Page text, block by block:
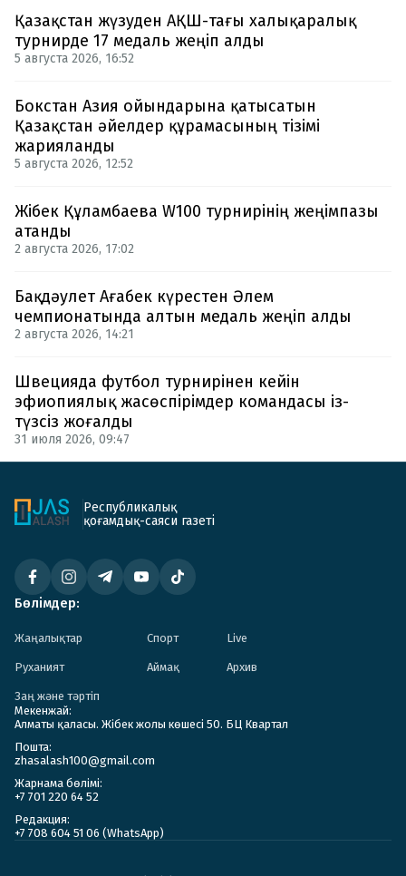
Қазақстан жүзуден АҚШ-тағы халықаралық
турнирде 17 медаль жеңіп алды
5 августа 2026, 16:52
Бокстан Азия ойындарына қатысатын
Қазақстан әйелдер құрамасының тізімі
жарияланды
5 августа 2026, 12:52
Жібек Құламбаева W100 турнирінің жеңімпазы
атанды
2 августа 2026, 17:02
Бақдәулет Ағабек күрестен Әлем
чемпионатында алтын медаль жеңіп алды
2 августа 2026, 14:21
Швецияда футбол турнирінен кейін
эфиопиялық жасөспірімдер командасы із-
түзсіз жоғалды
31 июля 2026, 09:47
Республикалық
қоғамдық-саяси газеті
Бөлімдер:
Жаңалықтар Спорт Live
Руханият Аймақ Архив
Заң және тәртіп
Мекенжай:
Алматы қаласы. Жібек жолы көшесі 50. БЦ Квартал
Пошта:
zhasalash100@gmail.com
Жарнама бөлімі:
+7 701 220 64 52
Редакция:
+7 708 604 51 06 (WhatsApp)